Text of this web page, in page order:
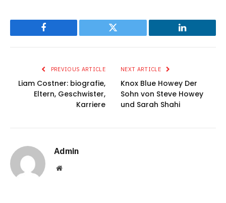
Facebook Twitter LinkedIn
PREVIOUS ARTICLE
Liam Costner: biografie,
Eltern, Geschwister,
Karriere
NEXT ARTICLE
Knox Blue Howey Der
Sohn von Steve Howey
und Sarah Shahi
Admin
Website